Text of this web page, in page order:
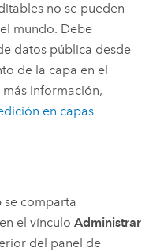
no se pueden
mundo. Debe
datos pública desde
de la capa en el
información,
en capas
se comparta
el vínculo Administrar
del panel de